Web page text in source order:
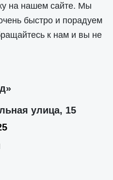
на нашем сайте. Мы
быстро и порадуем
к нам и вы не
улица, 15